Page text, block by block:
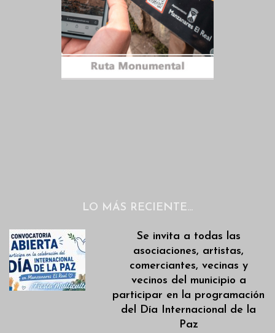
LO MÁS RECIENTE…
Se invita a todas las
asociaciones, artistas,
comerciantes, vecinas y
vecinos del municipio a
participar en la programación
del Día Internacional de la
Paz